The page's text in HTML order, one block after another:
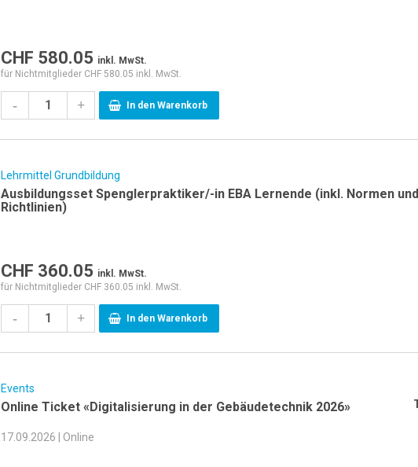
CHF 580.05 inkl. MwSt.
für Nichtmitglieder CHF 580.05 inkl. MwSt.
- + In den Warenkorb
Lehrmittel Grundbildung
Ausbildungsset Spenglerpraktiker/-in EBA Lernende (inkl. Normen und
Richtlinien)
CHF 360.05 inkl. MwSt.
für Nichtmitglieder CHF 360.05 inkl. MwSt.
- + In den Warenkorb
Events
Online Ticket «Digitalisierung in der Gebäudetechnik 2026»
17.09.2026 | Online